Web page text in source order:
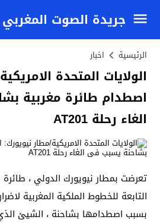
جريدة الصوت المغربي
الرئيسية اخبار
الولايات المتحدة
اصطدام طائرة مغربية
الغاء رحلة AT201
التابعة للخطوط الملكية المغربية
بسبب اصطدامها بشاحنة ، الشيئ